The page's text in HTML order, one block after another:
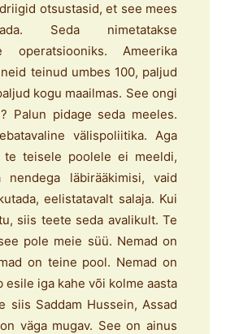
otsustasid, et see mees
Seda nimetatakse
operatsiooniks. Ameerika
teinud umbes 100, paljud
kogu maailmas. See ongi
Palun pidage seda meeles.
välispoliitika. Aga
te teisele poolele ei meeldi,
läbirääkimisi, vaid
eelistatavalt salaja. Kui
siis teete seda avalikult. Te
pole meie süü. Nemad on
on teine pool. Nemad on
esile iga kahe või kolme aasta
siis Saddam Hussein, Assad
väga mugav. See on ainus